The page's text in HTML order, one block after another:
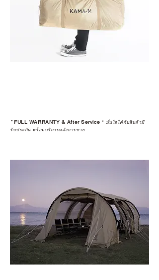
*FULL WARRANTY & After Service * มั่นใจได้กับสินค้ามี
รับประกัน พร้อมบริการหลังการขาย